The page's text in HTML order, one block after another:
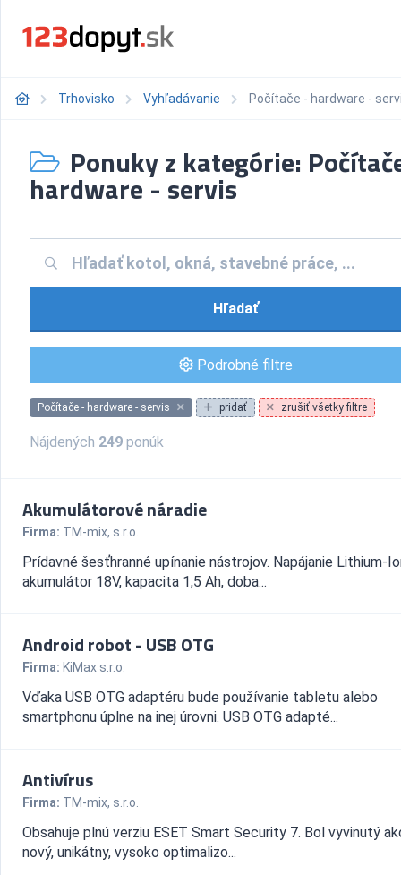
Trhovisko Vyhľadávanie Počítače - hardware -
Ponuky z kategórie:
hardware - servis
Hľadať
Podrobné filtre
Počítače - hardware - servis pridať zrušiť všetky filtre
Nájdených 249 ponúk
Akumulátorové náradie
Firma: TM-mix, s.r.o.
Prídavné šesťhranné upínanie nástrojov. Napájanie Lithium-
akumulátor 18V, kapacita 1,5 Ah, doba...
Android robot - USB OTG
Firma: KiMax s.r.o.
Vďaka USB OTG adaptéru bude používanie tabletu alebo
smartphonu úplne na inej úrovni. USB OTG adapté...
Antivírus
Firma: TM-mix, s.r.o.
Obsahuje plnú verziu ESET Smart Security 7. Bol vyvinutý
nový, unikátny, vysoko optimalizo...